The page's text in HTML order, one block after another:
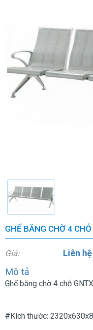
GHẾ BĂNG CHỜ 4
Giá: Liên hệ
Mô tả
Ghế băng chờ 4 chỗ
#Kích thước: